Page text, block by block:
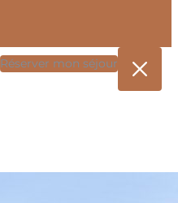
Réserver mon séjour